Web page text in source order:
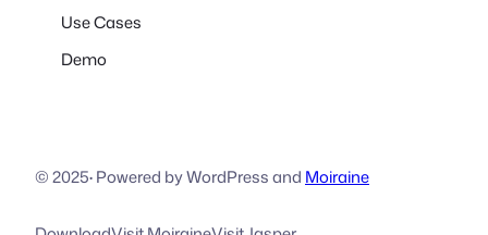
Use Cases
Demo
© 2025·Powered by WordPress and Moiraine